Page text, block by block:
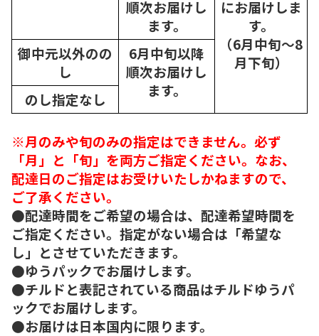
順次お届けし
ます。
にお届けしま
す。
（6月中旬～8
月下旬）
御中元以外のの
し
6月中旬以降
順次お届けし
ます。
のし指定なし
※月のみや旬のみの指定はできません。必ず
「月」と「旬」を両方ご指定ください。なお、
配達日のご指定はお受けいたしかねますので、
ご了承ください。
●配達時間をご希望の場合は、配達希望時間を
ご指定ください。指定がない場合は「希望な
し」とさせていただきます。
●ゆうパックでお届けします。
●チルドと表記されている商品はチルドゆうパ
ックでお届けします。
●お届けは日本国内に限ります。